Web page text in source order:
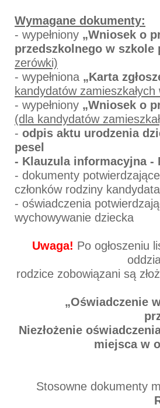
Wymagane dokumenty:
- wypełniony „Wniosek o
przedszkolnego w szkole
zerówki)
- wypełniona „Karta
kandydatów zamieszkałych
- wypełniony „Wniosek o
(dla kandydatów
- odpis aktu urodzenia
pesel
- Klauzula informacyjna -
- dokumenty
członków rodziny kandydata
- oświadczenia
wychowywanie dziecka
Uwaga! Po ogłoszeniu
rodzice zobowiązani są
„Oświadczenie
Niezłożenie
miejsca w
Stosowne dokumenty